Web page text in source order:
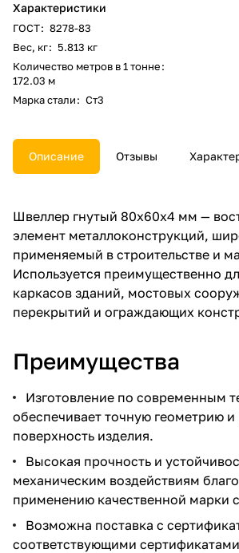
Характеристики
ГОСТ: 8278-83
Вес, кг: 5.813 кг
Количество метров в 1 тонне:
172.03 м
Марка стали: Ст3
Описание Отзывы
Швеллер гнутый 80х60х4 мм —
элемент металлоконструкций,
применяемый в строительстве и
Используется преимущественно
каркасов зданий, мостовых
перекрытий и ограждающих
Преимущества
Изготовление по современным
обеспечивает точную геометрию
поверхность изделия.
Высокая прочность и
механическим воздействиям
применению качественной марки
Возможна поставка с
соответствующими